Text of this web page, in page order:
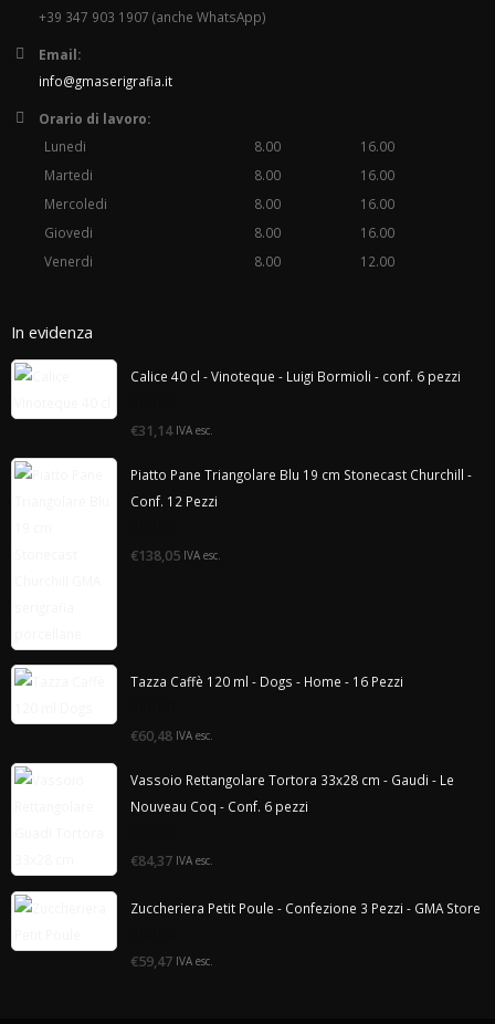
+39 347 903 1907 (anche WhatsApp)
Email:
info@gmaserigrafia.it
Orario di lavoro:
Lunedi
8.00
16.00
Martedi
8.00
16.00
Mercoledi
8.00
16.00
Giovedi
8.00
16.00
Venerdi
8.00 12.00
In evidenza
Calice 40 cl - Vinoteque - Luigi Bormioli - conf. 6 pezzi
di
€31,14 IVA esc.
Piatto Pane Triangolare Blu 19 cm Stonecast Churchill -
Conf. 12 Pezzi
di
€138,05 IVA esc.
Tazza Caffè 120 ml - Dogs - Home - 16 Pezzi
0
di
€60,48 IVA esc.
Vassoio Rettangolare Tortora 33x28 cm - Gaudi - Le
Nouveau Coq - Conf. 6 pezzi
0
di
€84,37 IVA esc.
Zuccheriera Petit Poule - Confezione 3 Pezzi - GMA Store
0
di
€59,47 IVA esc.